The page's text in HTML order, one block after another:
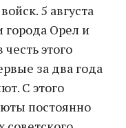
5 августа
города Орел и
этого
за два года
С этого
постоянно